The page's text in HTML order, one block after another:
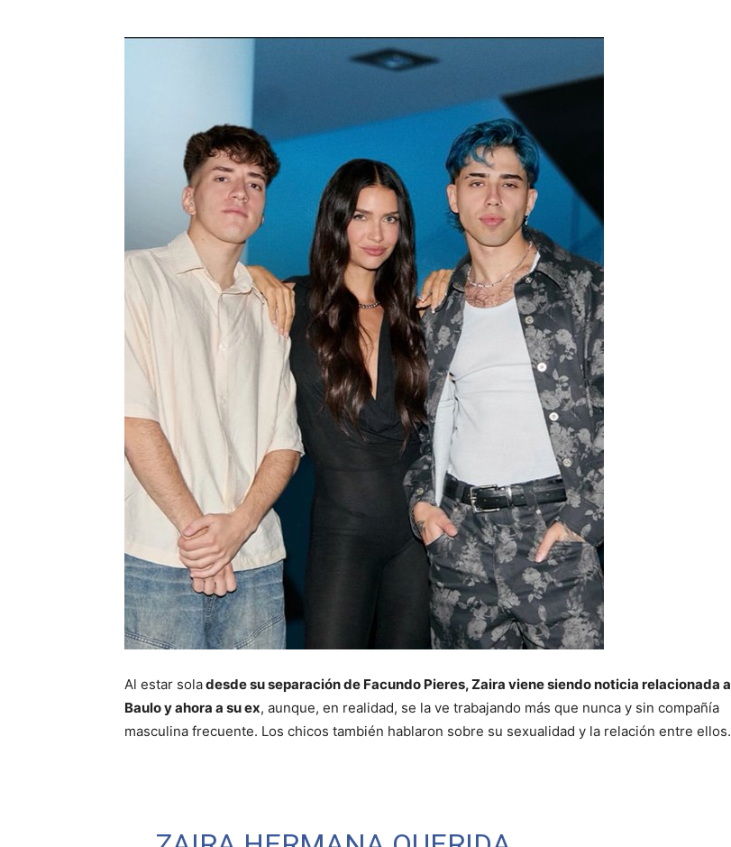
Al estar soladesde su separación de Facundo Pieres, Zaira viene siendo noticia relacionada a
Baulo y ahora a su ex, aunque, en realidad, se la ve trabajando más que nunca y sin compañía
masculina frecuente. Los chicos también hablaron sobre su sexualidad y la relación entre ellos.